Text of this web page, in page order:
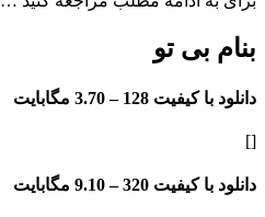
بنام بی تو
دانلود با کیفیت 128 – 3.70 مگابایت
[]
دانلود با کیفیت 320 – 9.10 مگابایت